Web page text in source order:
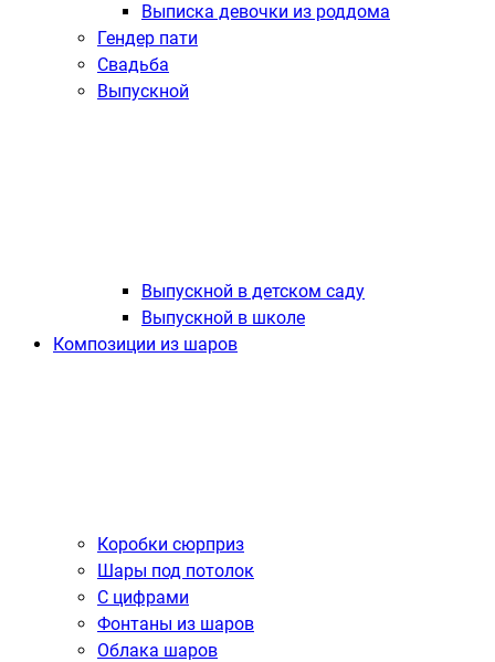
Выписка девочки из роддома
Гендер пати
Свадьба
Выпускной
Выпускной в детском саду
Выпускной в школе
Композиции из шаров
Коробки сюрприз
Шары под потолок
С цифрами
Фонтаны из шаров
Облака шаров